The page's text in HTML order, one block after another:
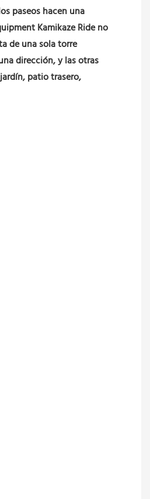
paseos hacen una
Kamikaze Ride no
de una sola torre
dirección, y las otras
patio trasero,